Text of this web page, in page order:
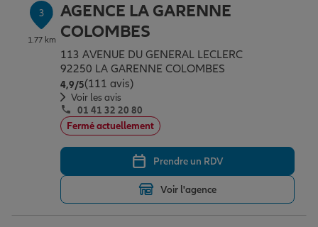
Assurance scolaire
Protection juridique
Tous nos devis d'assurance
3
1.77 km
AGENCE LA GARENNE
COLOMBES
113 AVENUE DU GENERAL LECLERC
92250 LA GARENNE COLOMBES
4,9/5Note de 4.9 sur 5
(111 avis)
Voir les avis
01 41 32 20 80
Fermé actuellement
Prendre un RDV
Voir l'agence